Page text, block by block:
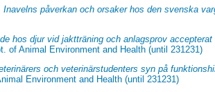
Inavelns påverkan och orsaker hos den svenska
hos djur vid jaktträning och anlagsprov
of Animal Environment and Health (until 231231)
och veterinärstudenters syn på
Environment and Health (until 231231)